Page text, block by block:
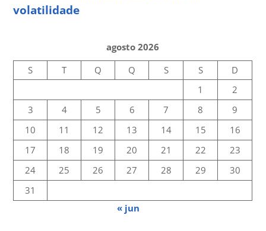
volatilidade
agosto 2026
S
T Q Q S S
D
1
2
3
4 5 6 7 8
9
10
11 12 13 14 15
16
17
18 19 20 21 22
23
24
25 26 27 28 29
30
31
« jun